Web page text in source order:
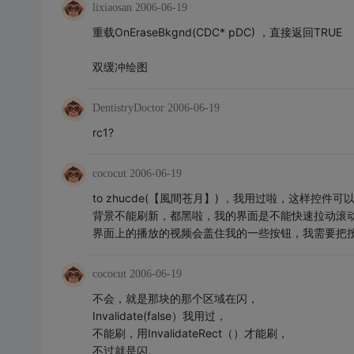
lixiaosan 2006-06-19
重载OnEraseBkgnd(CDC* pDC) ，直接返回TRUE
双缓冲绘图
DentistryDoctor 2006-06-19
rc1?
cococut 2006-06-19
to zhucde(【風間苍月】) ，我用过啦，这样控件可以
背景不能刷新，都黑啦，我的界面是不能快速拉动滚
界面上的播放的视频会盖住我的一些按钮，我需要把
cococut 2006-06-19
不会，就是那块的那个区域在闪，
Invalidate(false）我用过，
不能刷，用InvalidateRect（）才能刷，
不过就是闪。